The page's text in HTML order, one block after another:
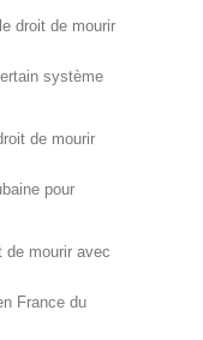
droit de mourir
système
de mourir
pour
de mourir avec
France du